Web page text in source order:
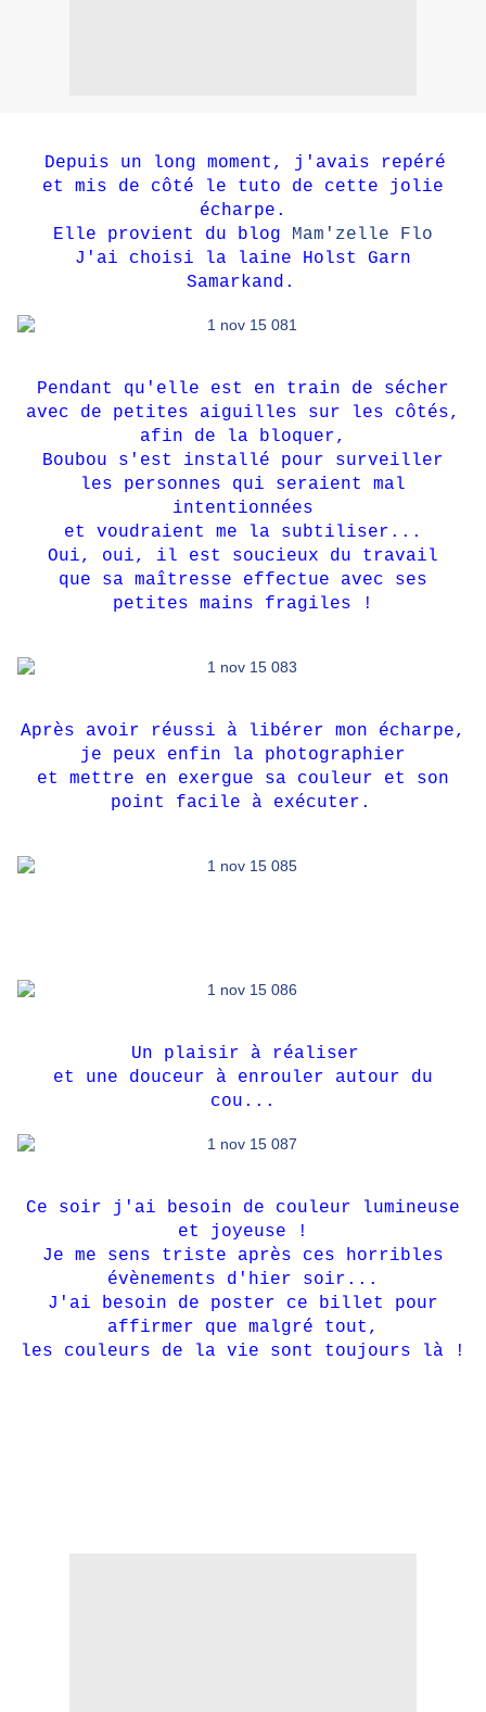
Depuis un long moment, j'avais repéré
et mis de côté le tuto de cette jolie
écharpe.
Elle provient du blog Mam'zelle Flo
J'ai choisi la laine Holst Garn
Samarkand.
Pendant qu'elle est en train de sécher
avec de petites aiguilles sur les côtés,
afin de la bloquer,
Boubou s'est installé pour surveiller
les personnes qui seraient mal
intentionnées
et voudraient me la subtiliser...
Oui, oui, il est soucieux du travail
que sa maîtresse effectue avec ses
petites mains fragiles !
Après avoir réussi à libérer mon écharpe,
je peux enfin la photographier
et mettre en exergue sa couleur et son
point facile à exécuter.
Un plaisir à réaliser
et une douceur à enrouler autour du
cou...
Ce soir j'ai besoin de couleur lumineuse
et joyeuse !
Je me sens triste après ces horribles
évènements d'hier soir...
J'ai besoin de poster ce billet pour
affirmer que malgré tout,
les couleurs de la vie sont toujours là !